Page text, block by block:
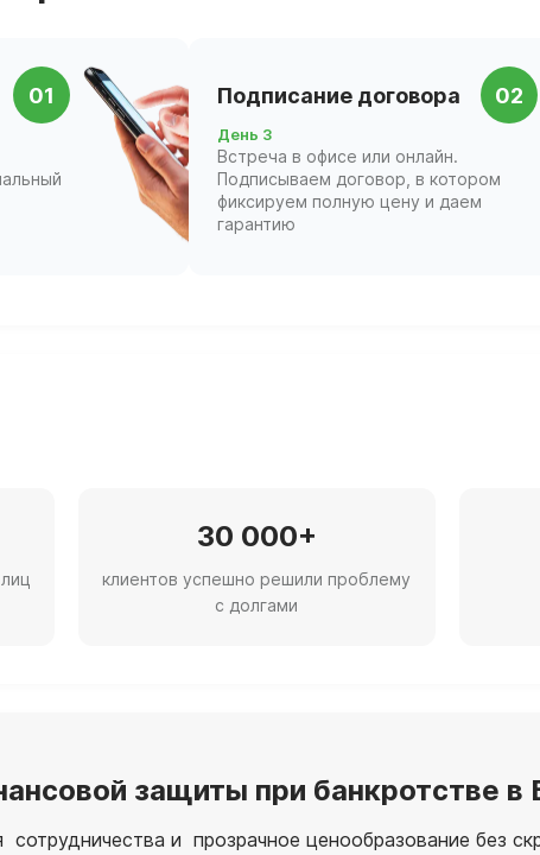
01 Подписание договора 02
День 3
Встреча в офисе или онлайн.
Подписываем договор, в котором
фиксируем полную цену и даем
гарантию
30 000+
клиентов успешно решили проблему
с долгами
защиты при банкротстве в
и прозрачное ценообразование без